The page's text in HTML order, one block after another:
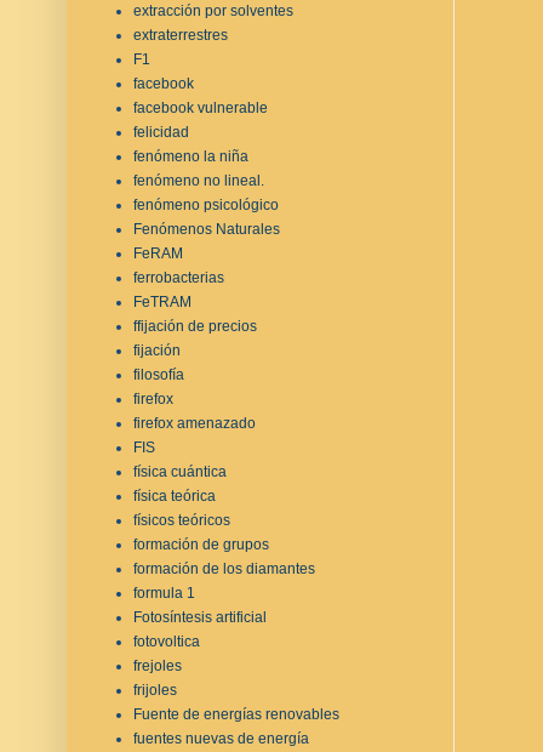
extracción por solventes
extraterrestres
F1
facebook
facebook vulnerable
felicidad
fenómeno la niña
fenómeno no lineal.
fenómeno psicológico
Fenómenos Naturales
FeRAM
ferrobacterias
FeTRAM
ffijación de precios
fijación
filosofía
firefox
firefox amenazado
FIS
física cuántica
física teórica
físicos teóricos
formación de grupos
formación de los diamantes
formula 1
Fotosíntesis artificial
fotovoltica
frejoles
frijoles
Fuente de energías renovables
fuentes nuevas de energía